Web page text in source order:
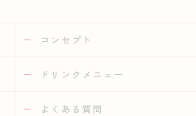
コンセプト
ドリンクメニュー
よくある質問